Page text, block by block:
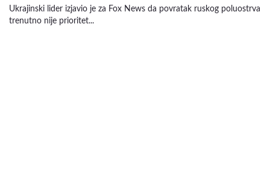
Ukrajinski lider izjavio je za Fox News da povratak ruskog poluostrva
trenutno nije prioritet...